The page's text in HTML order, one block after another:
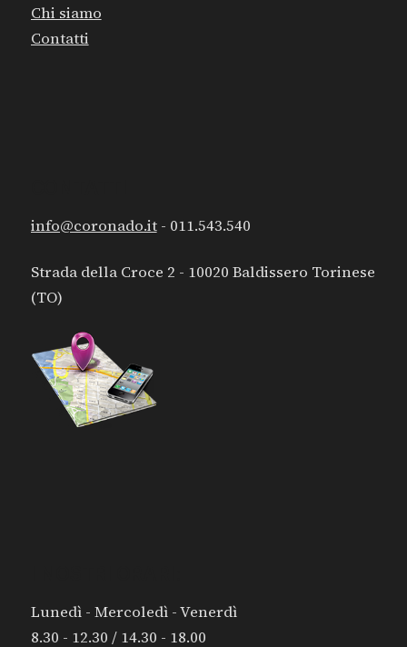
Chi siamo
Contatti
info@coronado.it- 011.543.540
Strada della Croce 2 - 10020 Baldissero Torinese
(TO)
Lunedì - Mercoledì - Venerdì
8.30 - 12.30 / 14.30 - 18.00